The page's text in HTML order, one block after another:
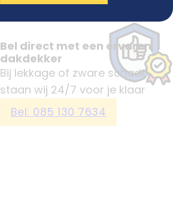
Bel direct met een ervaren
dakdekker
Bij lekkage of zware schade
staan wij 24/7 voor je klaar
Bel: 085 130 7634